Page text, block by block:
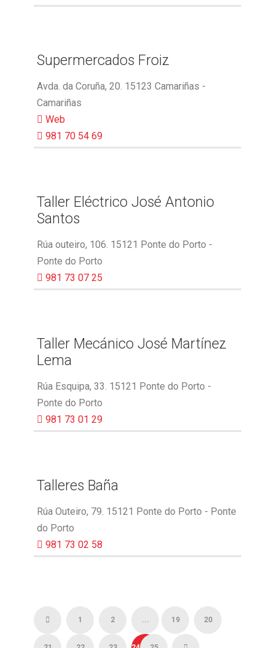
Supermercados Froiz
Avda. da Coruña, 20. 15123 Camariñas -
Camariñas
Web
981 70 54 69
Taller Eléctrico José Antonio
Santos
Rúa outeiro, 106. 15121 Ponte do Porto -
Ponte do Porto
981 73 07 25
Taller Mecánico José Martínez
Lema
Rúa Esquipa, 33. 15121 Ponte do Porto -
Ponte do Porto
981 73 01 29
Talleres Baña
Rúa Outeiro, 79. 15121 Ponte do Porto - Ponte
do Porto
981 73 02 58
1 2 ... 19 20